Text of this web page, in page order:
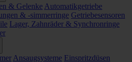
& Gelenke Automatikgetriebe
& -simmerringe Getriebesensoren
Lager, Zahnräder & Synchronringe
Ansaugsysteme Einspritzdüsen